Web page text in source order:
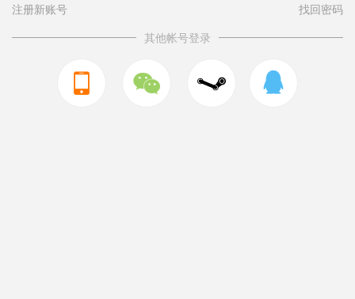
注册新账号
找回密码
其他帐号登录
  